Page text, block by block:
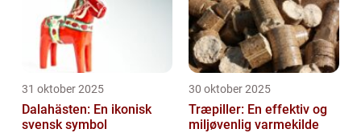
31 oktober 2025
Dalahästen: En ikonisk
svensk symbol
30 oktober 2025
Træpiller: En effektiv og
miljøvenlig varmekilde